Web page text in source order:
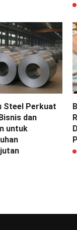
Steel Perkuat
dan
untuk